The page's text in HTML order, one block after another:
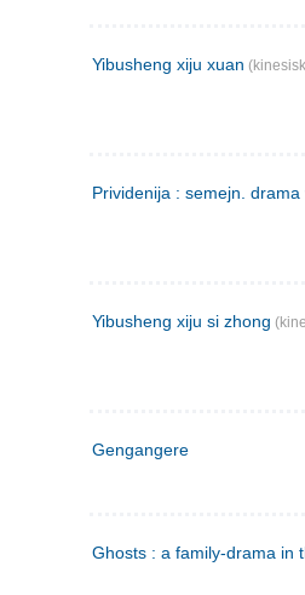
Yibusheng xiju xuan
Prividenija : semejn. drama
Yibusheng xiju si zhong
Gengangere
Ghosts : a family-drama in